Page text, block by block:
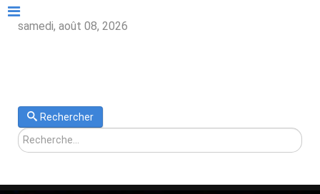
samedi, août 08, 2026
Rechercher